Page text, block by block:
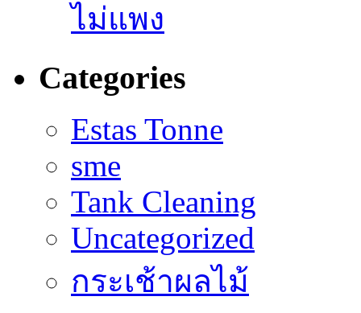
ไม่แพง
Categories
Estas Tonne
sme
Tank Cleaning
Uncategorized
กระเช้าผลไม้